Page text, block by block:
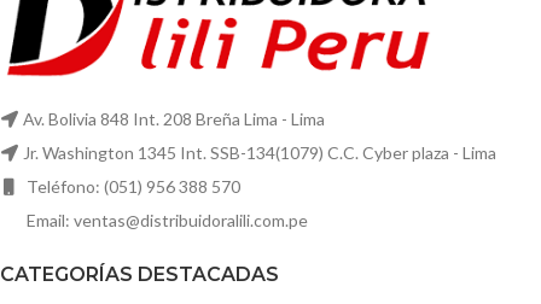
Av. Bolivia 848 Int. 208 Breña Lima - Lima
Jr. Washington 1345 Int. SSB-134(1079) C.C. Cyber plaza - Lima
Teléfono: (051) 956 388 570
Email: ventas@distribuidoralili.com.pe
CATEGORÍAS DESTACADAS